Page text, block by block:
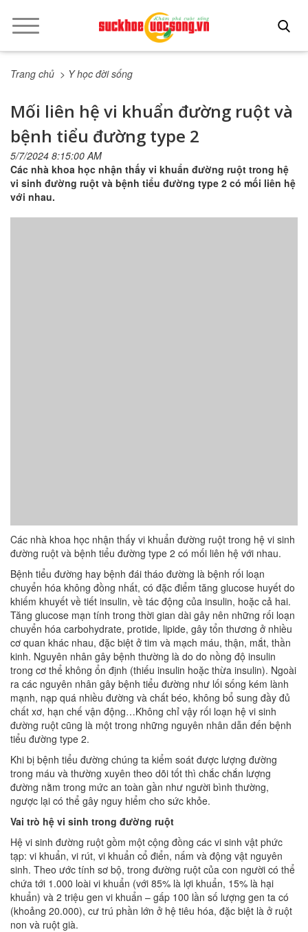
Trang chủ > Y học đời sống
Mối liên hệ vi khuẩn đường ruột và
bệnh tiểu đường type 2
5/7/2024 8:15:00 AM
Các nhà khoa học nhận thấy vi khuẩn đường ruột trong hệ
vi sinh đường ruột và bệnh tiểu đường type 2 có mối liên hệ
với nhau.
Các nhà khoa học nhận thấy vi khuẩn đường ruột trong hệ vi sinh
đường ruột và bệnh tiểu đường type 2 có mối liên hệ với nhau.
Bệnh tiểu đường hay bệnh đái tháo đường là bệnh rối loạn
chuyển hóa không đồng nhất, có đặc điểm tăng glucose huyết do
khiếm khuyết về tiết insulin, về tác động của insulin, hoặc cả hai.
Tăng glucose mạn tính trong thời gian dài gây nên những rối loạn
chuyển hóa carbohydrate, protide, lipide, gây tổn thương ở nhiều
cơ quan khác nhau, đặc biệt ở tim và mạch máu, thận, mắt, thần
kinh. Nguyên nhân gây bệnh thường là do do nồng độ insulin
trong cơ thể không ổn định (thiếu insulin hoặc thừa insulin). Ngoài
ra các nguyên nhân gây bệnh tiểu đường như lối sống kém lành
mạnh, nạp quá nhiều đường và chất béo, không bổ sung đầy đủ
chất xơ, hạn chế vận động…Không chỉ vậy rối loạn hệ vi sinh
đường ruột cũng là một trong những nguyên nhân dẫn đến bệnh
tiểu đường type 2.
Khi bị bệnh tiểu đường chúng ta kiểm soát được lượng đường
trong máu và thường xuyên theo dõi tốt thì chắc chắn lượng
đường nằm trong mức an toàn gần như người bình thường,
ngược lại có thể gây nguy hiểm cho sức khỏe.
Vai trò hệ vi sinh trong đường ruột
Hệ vi sinh đường ruột gồm một cộng đồng các vi sinh vật phức
tạp: vi khuẩn, vi rút, vi khuẩn cổ điển, nấm và động vật nguyên
sinh. Theo ước tính sơ bộ, trong đường ruột của con người có thể
chứa tới 1.000 loài vi khuẩn (với 85% là lợi khuẩn, 15% là hại
khuẩn) và 2 triệu gen vi khuẩn – gấp 100 lần số lượng gen ta có
(khoảng 20.000), cư trú phần lớn ở hệ tiêu hóa, đặc biệt là ở ruột
non và ruột già.